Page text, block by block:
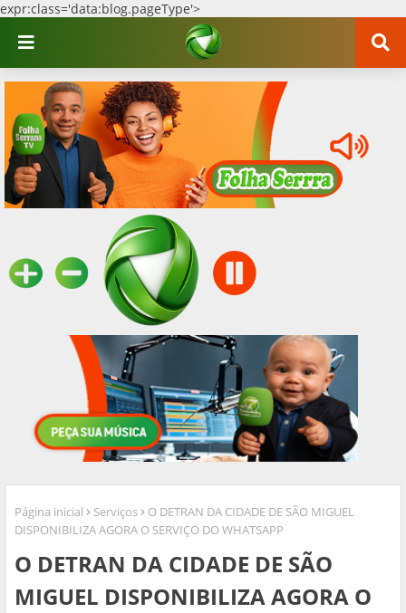
expr:class='data:blog.pageType'>
Página inicial Serviços
O DETRAN DA CIDADE DE SÃO MIGUEL
DISPONIBILIZA AGORA O SERVIÇO DO WHATSAPP
O DETRAN DA CIDADE DE SÃO
MIGUEL DISPONIBILIZA AGORA O